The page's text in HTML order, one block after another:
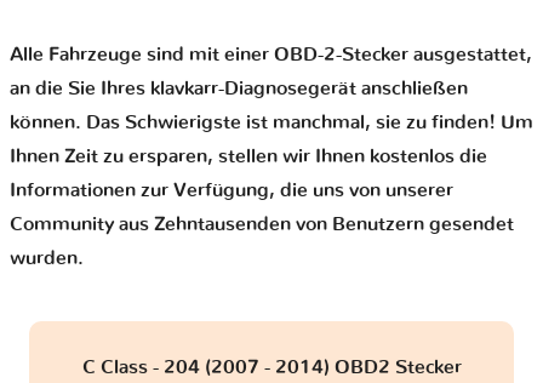
Alle Fahrzeuge sind mit einer OBD-2-Stecker ausgestattet,
an die Sie Ihres klavkarr-Diagnosegerät anschließen
können. Das Schwierigste ist manchmal, sie zu finden! Um
Ihnen Zeit zu ersparen, stellen wir Ihnen kostenlos die
Informationen zur Verfügung, die uns von unserer
Community aus Zehntausenden von Benutzern gesendet
wurden.
C Class - 204 (2007 - 2014) OBD2 Stecker